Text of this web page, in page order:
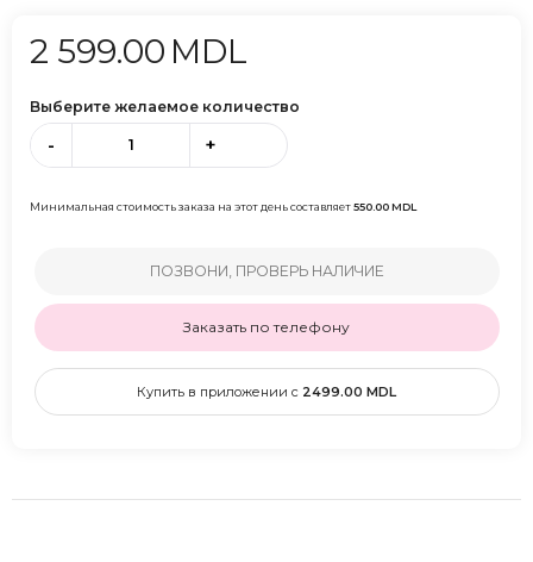
2 599.00 MDL
Выберите желаемое количество
- +
Минимальная стоимость заказа на этот день составляет550.00MDL
ПОЗВОНИ, ПРОВЕРЬ НАЛИЧИЕ
Заказать по телефону
Купить в приложении с 2499.00 MDL